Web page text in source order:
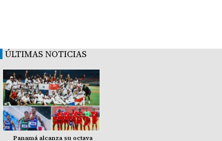
ÚLTIMAS NOTICIAS
Panamá alcanza su octava